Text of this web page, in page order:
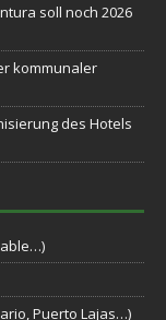
soll noch 2026
kommunaler
des Hotels
Puerto Lajas…)